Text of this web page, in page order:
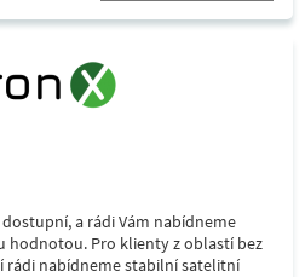
a rádi Vám nabídneme
hodnotou. Pro klienty z oblastí bez
nabídneme stabilní satelitní